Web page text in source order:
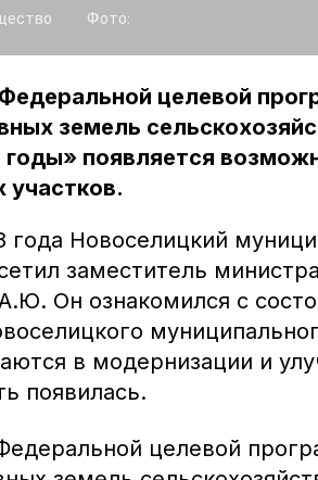
Фото:
целевой
земель
годы» появляется
года Новоселицкий
заместитель
Он ознакомился с
в модернизации и
появилась.
целевой